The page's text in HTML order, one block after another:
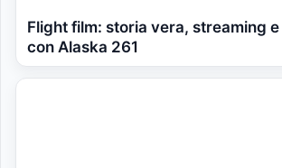
Flight film: storia vera, streaming
con Alaska 261